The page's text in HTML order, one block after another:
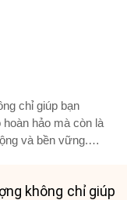
chỉ giúp bạn
hảo mà còn là
và bền vững.
không chỉ giúp